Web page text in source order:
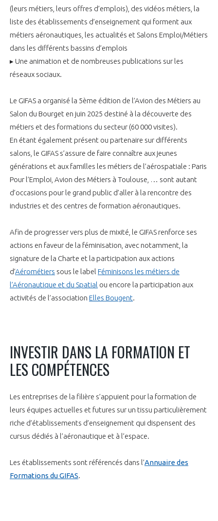
(leurs métiers, leurs offres d’emplois), des vidéos métiers, la
liste des établissements d’enseignement qui forment aux
métiers aéronautiques, les actualités et Salons Emploi/Métiers
dans les différents bassins d’emplois
▸ Une animation et de nombreuses publications sur les
réseaux sociaux.
Le GIFAS a organisé la 5ème édition de l’Avion des Métiers au
Salon du Bourget en juin 2025 destiné à la découverte des
métiers et des formations du secteur (60 000 visites).
En étant également présent ou partenaire sur différents
salons, le GIFAS s’assure de faire connaître aux jeunes
générations et aux familles les métiers de l’aérospatiale : Paris
Pour l’Emploi, Avion des Métiers à Toulouse, … sont autant
d’occasions pour le grand public d’aller à la rencontre des
industries et des centres de formation aéronautiques.
Afin de progresser vers plus de mixité, le GIFAS renforce ses
actions en faveur de la féminisation, avec notamment, la
signature de la Charte et la participation aux actions
d’Aérométiers sous le label Féminisons les métiers de
l’Aéronautique et du Spatial ou encore la participation aux
activités de l’association Elles Bougent.
INVESTIR DANS LA FORMATION ET
LES COMPÉTENCES
Les entreprises de la filière s’appuient pour la formation de
leurs équipes actuelles et futures sur un tissu particulièrement
riche d’établissements d’enseignement qui dispensent des
cursus dédiés à l’aéronautique et à l’espace.
Les établissements sont référencés dans l’Annuaire des
Formations du GIFAS.